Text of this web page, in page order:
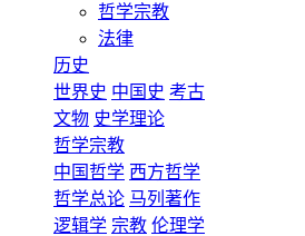
哲学宗教
法律
历史
世界史 中国史 考古
文物 史学理论
哲学宗教
中国哲学 西方哲学
哲学总论 马列著作
逻辑学 宗教 伦理学